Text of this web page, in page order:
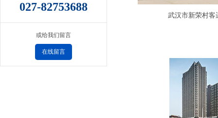
027-82753688
或给我们留言
在线留言
武汉市新荣村客